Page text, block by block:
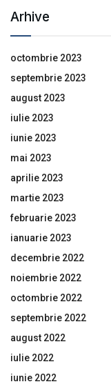
Arhive
octombrie 2023
septembrie 2023
august 2023
iulie 2023
iunie 2023
mai 2023
aprilie 2023
martie 2023
februarie 2023
ianuarie 2023
decembrie 2022
noiembrie 2022
octombrie 2022
septembrie 2022
august 2022
iulie 2022
iunie 2022